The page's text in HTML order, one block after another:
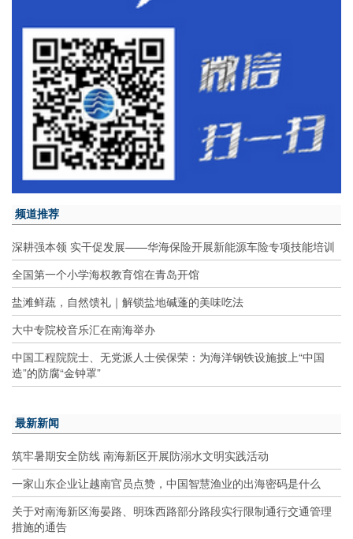
频道推荐
深耕强本领 实干促发展——华海保险开展新能源车险专项技能培训
全国第一个小学海权教育馆在青岛开馆
盐滩鲜蔬，自然馈礼｜解锁盐地碱蓬的美味吃法
大中专院校音乐汇在南海举办
中国工程院院士、无党派人士侯保荣：为海洋钢铁设施披上“中国
造”的防腐“金钟罩”
最新新闻
筑牢暑期安全防线 南海新区开展防溺水文明实践活动
一家山东企业让越南官员点赞，中国智慧渔业的出海密码是什么
关于对南海新区海晏路、明珠西路部分路段实行限制通行交通管理
措施的通告